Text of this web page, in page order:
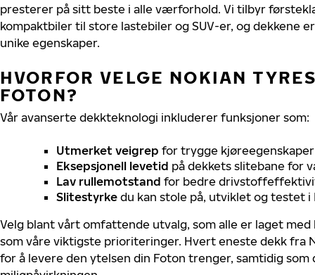
presterer på sitt beste i alle værforhold. Vi tilbyr
kompaktbiler til store lastebiler og SUV-er, og dekkene
unike egenskaper.
HVORFOR VELGE NOKIAN
FOTON?
Vår avanserte dekkteknologi inkluderer funksjoner som:
Utmerket veigrep for trygge
Eksepsjonell levetid på dekkets slitebane for
Lav rullemotstand for bedre
Slitestyrke du kan stole på, utviklet og testet i
Velg blant vårt omfattende utvalg, som alle er laget
som våre viktigste prioriteringer. Hvert eneste dekk fra
for å levere den ytelsen din Foton trenger, samtidig som